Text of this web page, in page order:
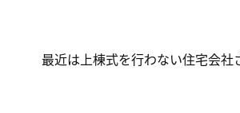
最近は上棟式を行わない住宅会